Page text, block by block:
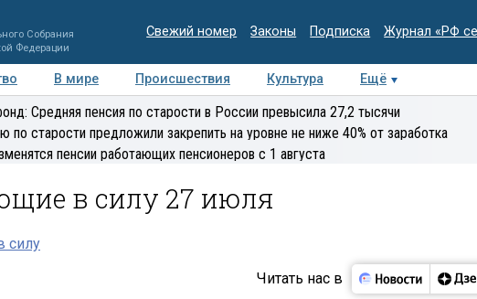
Собрания
Федерации
Свежий номер Законы Подписка Журнал «РФ
В мире Происшествия Культура
Ещё
Регионы Медиацентр Интервью Колумнисты
Средняя пенсия по старости в России превысила 27,2 тысячи
по старости предложили закрепить на уровне не ниже 40% от заработка
пенсии работающих пенсионеров с 1 августа
в силу 27 июля
силу
Читать нас в